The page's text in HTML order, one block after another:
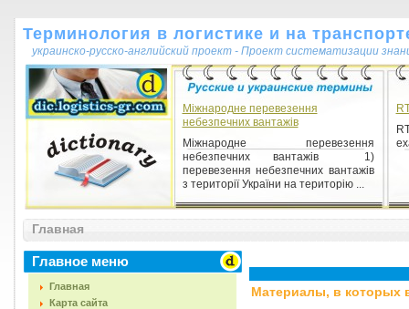
Терминология в логистике и на
украинско-русско-английский проект - Проект систематизации
Міжнародне перевезення
небезпечних вантажів
Міжнародне перевезення
небезпечних вантажів 1)
перевезення небезпечних вантажів
з території України на територію ...
Главная
Главное меню
Главная
Карта сайта
Материалы, в которых